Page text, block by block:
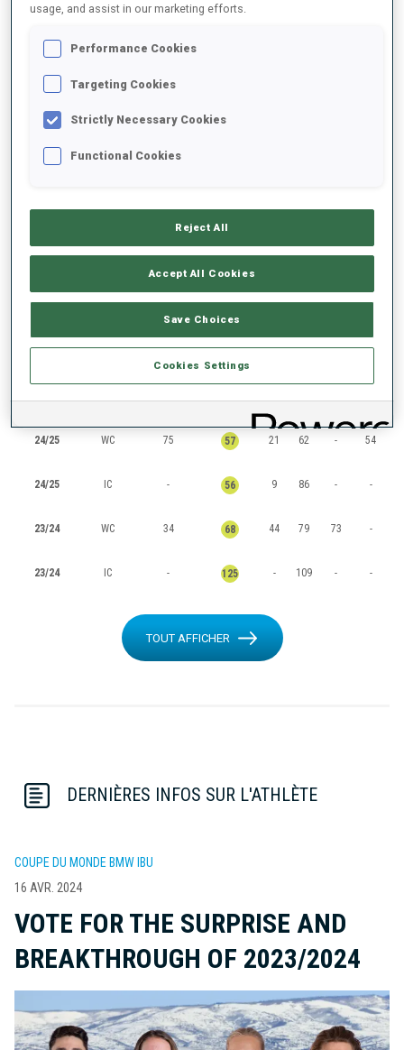
25/26 PU WC OTEPAA
25/26 SP WC OTEPAA
TOUT AFFICHER
CLASSEMENTS
SAISON COUPE POINTS TOTAL IN SP PO MS
24/25 WC 75 57 21 62 - 54
24/25 IC - 56 9 86 - -
23/24 WC 34 68 44 79 73 -
23/24 IC - 125 - 109 - -
TOUT AFFICHER
DERNIÈRES INFOS SUR L'ATHLÈTE
COUPE DU MONDE BMW IBU
16 AVR. 2024
VOTE FOR THE SURPRISE AND
BREAKTHROUGH OF 2023/2024
usage, and assist in our marketing efforts.
Performance Cookies
Targeting Cookies
Strictly Necessary Cookies
Functional Cookies
Reject All
Accept All Cookies
Save Choices
Cookies Settings